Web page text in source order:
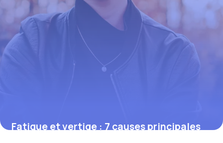
Fatigue et vertige : 7 causes principales